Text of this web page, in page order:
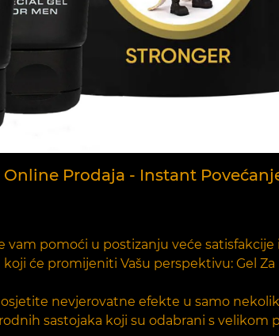
Prodaja - Instant
vam pomoći u postizanju veće
će promijeniti Vašu perspektivu: Gel Za
nevjerovatne efekte u samo
sastojaka koji su odabrani s velikom